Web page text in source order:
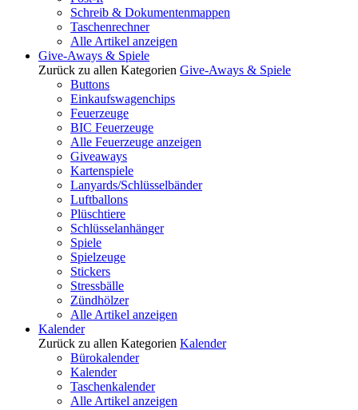
Schreib & Dokumentenmappen
Taschenrechner
Alle Artikel anzeigen
Give-Aways & Spiele
Zurück zu allen Kategorien Give-Aways & Spiele
Buttons
Einkaufswagenchips
Feuerzeuge
BIC Feuerzeuge
Alle Feuerzeuge anzeigen
Giveaways
Kartenspiele
Lanyards/Schlüsselbänder
Luftballons
Plüschtiere
Schlüsselanhänger
Spiele
Spielzeuge
Stickers
Stressbälle
Zündhölzer
Alle Artikel anzeigen
Kalender
Zurück zu allen Kategorien Kalender
Bürokalender
Kalender
Taschenkalender
Alle Artikel anzeigen